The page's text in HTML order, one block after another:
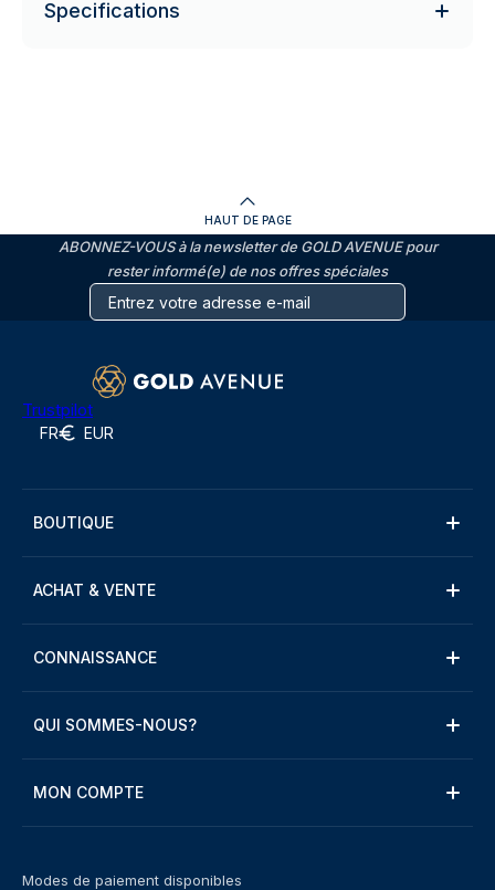
Specifications
HAUT DE PAGE
ABONNEZ-VOUS à la newsletter de GOLD AVENUE pour
rester informé(e) de nos offres spéciales
Trustpilot
FR EUR
BOUTIQUE
ACHAT & VENTE
CONNAISSANCE
QUI SOMMES-NOUS?
MON COMPTE
Modes de paiement disponibles